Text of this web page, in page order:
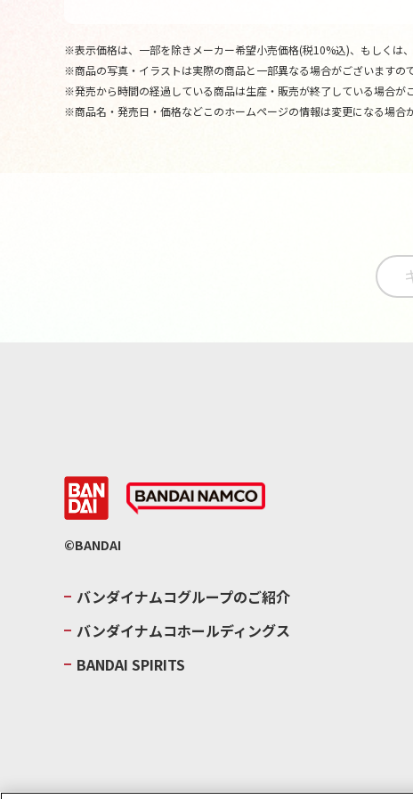
※表示価格は、一部を除きメーカー希望小売価格(税10%込)、もしくは
※商品の写真・イラストは実際の商品と一部異なる場合がございますの
※発売から時間の経過している商品は生産・販売が終了している場合が
※商品名・発売日・価格などこのホームページの情報は変更になる場合
©BANDAI
バンダイナムコグループのご紹介
バンダイナムコホールディングス
BANDAI SPIRITS